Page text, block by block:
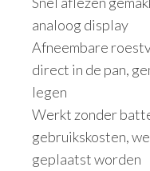
analoog display
Afneembare
direct in de pan,
legen
Werkt zonder
gebruikskosten,
geplaatst worden